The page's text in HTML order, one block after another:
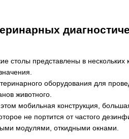
столы представлены в
оборудования для
животного.
мобильная конструкция,
не портится от частого
модулями, откидными окнами.